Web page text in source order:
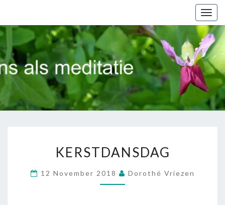
Al
Dansend
Op Weg
KERSTDANSDAG
12 November 2018 Dorothé Vriezen